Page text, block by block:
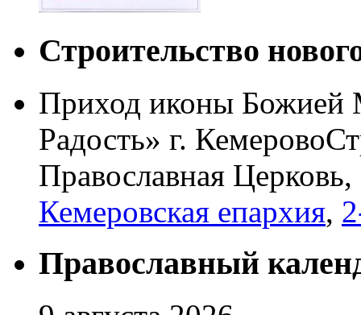
Строительство
Приход иконы Божией
Радость» г. Кемерово
Православная
Кемеровская епархия,
Православный